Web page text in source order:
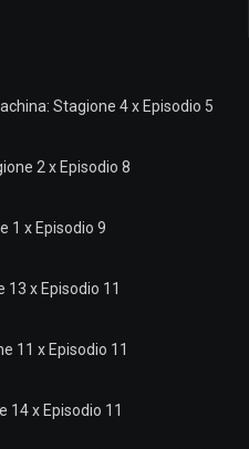
Stagione 4 x Episodio 5
2 x Episodio 8
1 x Episodio 9
13 x Episodio 11
11 x Episodio 11
14 x Episodio 11